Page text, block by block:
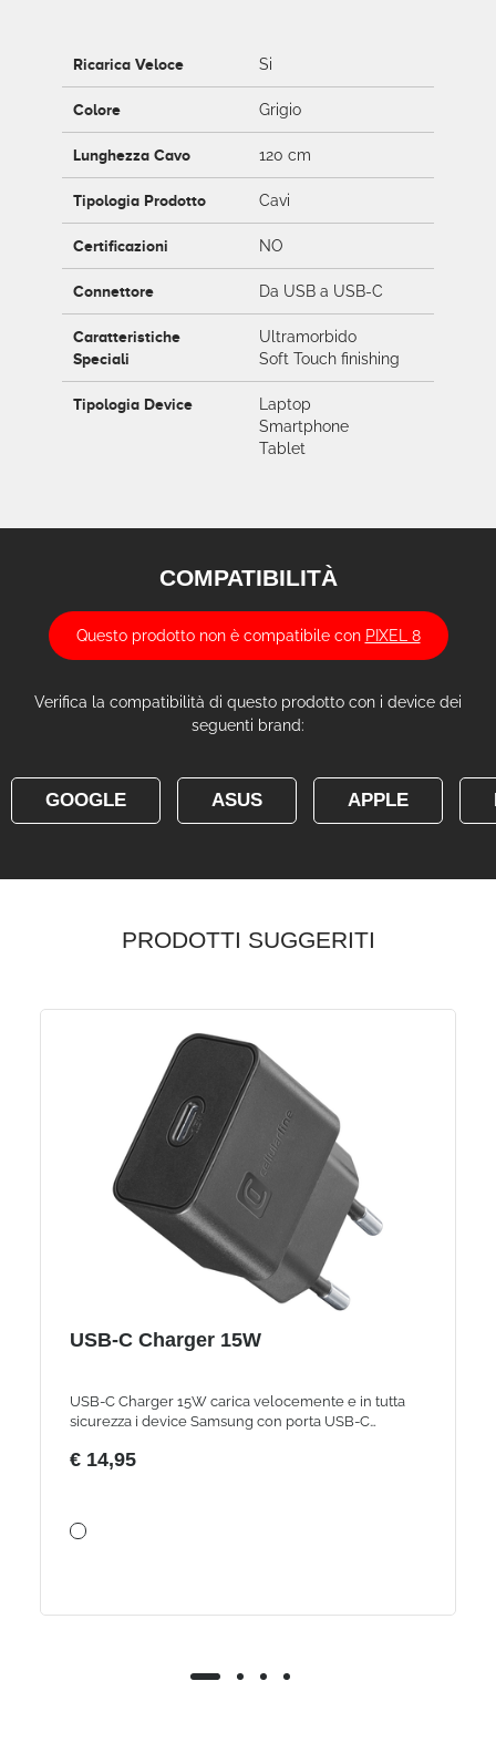
Ricarica Veloce Si
Colore Grigio
Lunghezza Cavo 120 cm
Tipologia Prodotto Cavi
Certificazioni NO
Connettore Da USB a USB-C
Caratteristiche
Speciali
Ultramorbido
Soft Touch finishing
Tipologia Device
Laptop
Smartphone
Tablet
COMPATIBILITÀ
Questo prodotto non è compatibile con PIXEL 8
Verifica la compatibilità di questo prodotto con i device dei
seguenti brand:
GOOGLE ASUS APPLE
PRODOTTI SUGGERITI
USB-C Charger 15W
USB-C Charger 15W carica velocemente e in tutta
sicurezza i device Samsung con porta USB-C
€ 14,95